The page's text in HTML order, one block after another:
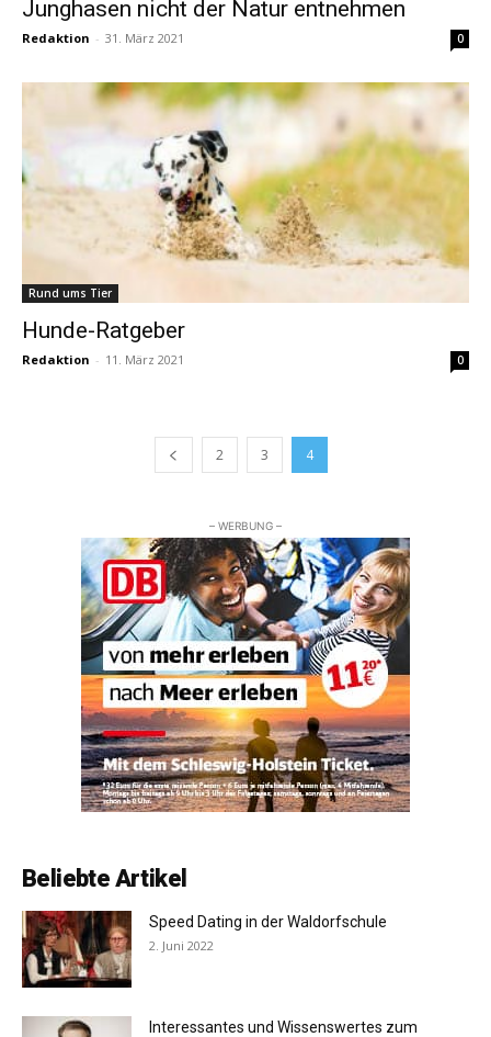
Junghasen nicht der Natur entnehmen
Redaktion - 31. März 2021 0
Rund ums Tier
Hunde-Ratgeber
Redaktion - 11. März 2021 0
2 3 4
– WERBUNG –
Beliebte Artikel
Speed Dating in der Waldorfschule
2. Juni 2022
Interessantes und Wissenswertes zum